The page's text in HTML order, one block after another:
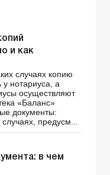
и как
случаях копию
у нотариуса, а
осуществляют
«Баланс»
документы:
предусм...
в чем